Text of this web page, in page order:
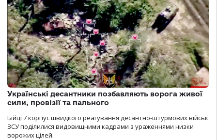
Українські десантники позбавляють ворога живої
сили, провізії та пального
Бійці 7 корпус швидкого реагування десантно-штурмових військ
ЗСУ поділилися видовищними кадрами з ураженнями низки
ворожих цілей.